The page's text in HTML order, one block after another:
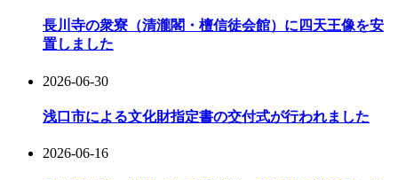
長川寺の衆寮（清瀧閣・檀信徒会館）に四天王像を安
置しました
2026-06-30
浅口市による文化財指定書の交付式が行われました
2026-06-16